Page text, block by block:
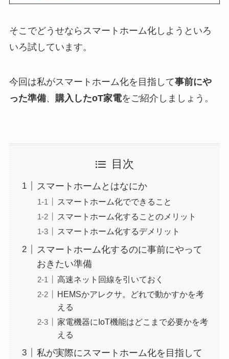
そこでどうせならスマートホーム化しようといろ
いろ試しています。
今回は私がスマートホーム化を目指して事前にや
った準備、 購入したoT家電をご紹介しましょう。
目次
スマートホームとはなにか
スマートホーム化でできること
スマートホーム化することのメリット
スマートホーム化するデメリット
スマートホーム化するのに事前にやって
おきたい準備
高速ネット回線を引いておく
HEMSかアレクサ。どれで動かすかを考
える
家電機器にIoT機能はどこまで必要かを考
える
私が実際にスマートホーム化を目指して